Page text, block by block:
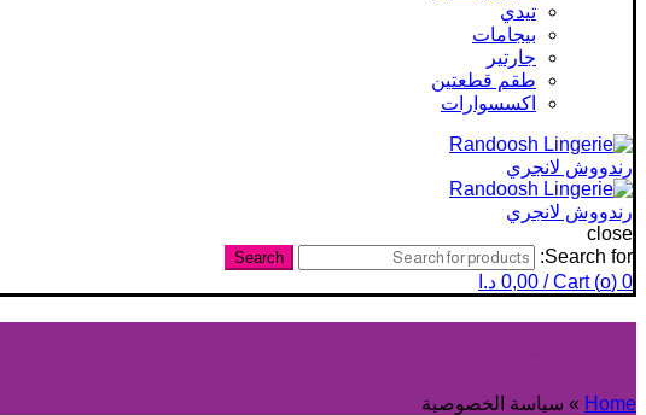
تيدي
بيجامات
جارتير
طقم قطعتين
اكسسوارات
close
Search for:
Search
Cart (o) 0
/
0,00 د.ا
Home
» سياسة الخصوصية